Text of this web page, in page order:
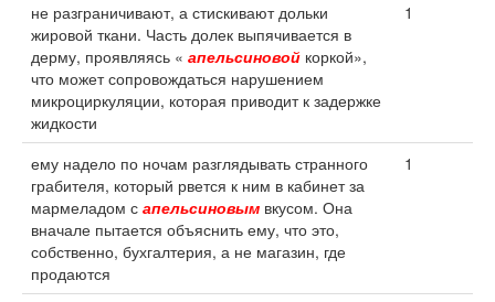
не разграничивают, а стискивают дольки
жировой ткани. Часть долек выпячивается в
дерму, проявляясь « апельсиновой коркой»,
что может сопровождаться нарушением
микроциркуляции, которая приводит к задержке
жидкости
1
ему надело по ночам разглядывать странного
грабителя, который рвется к ним в кабинет за
мармеладом с апельсиновым вкусом. Она
вначале пытается объяснить ему, что это,
собственно, бухгалтерия, а не магазин, где
продаются
1